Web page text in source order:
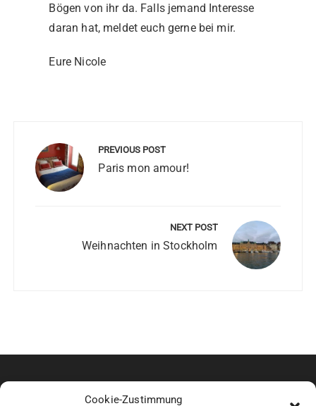
Cookie-Zustimmung
Bögen von ihr da. Falls jemand Interesse
daran hat, meldet euch gerne bei mir.
Eure Nicole
PREVIOUS POST
Paris mon amour!
NEXT POST
Weihnachten in Stockholm